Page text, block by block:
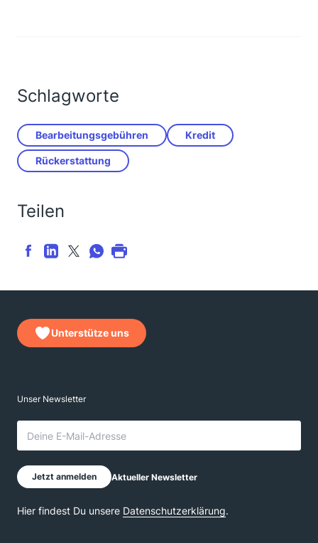
Schlagworte
Bearbeitungsgebühren Kredit
Rückerstattung
Teilen
Unterstütze uns